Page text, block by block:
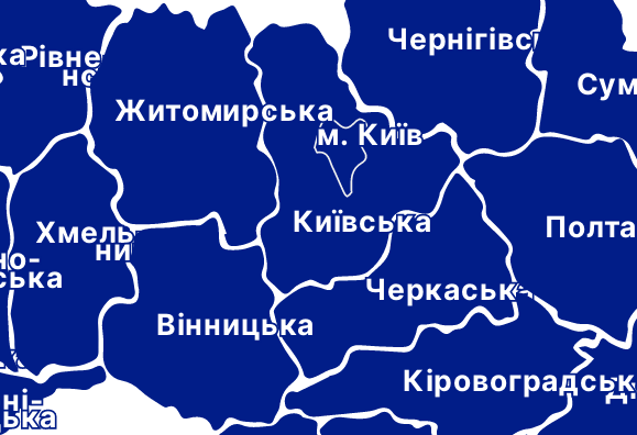
Черкаська
Чернігівська
Хмель-
ницька
Київська
м. Київ
Рівне-
нська
Вінницька
Житомирська